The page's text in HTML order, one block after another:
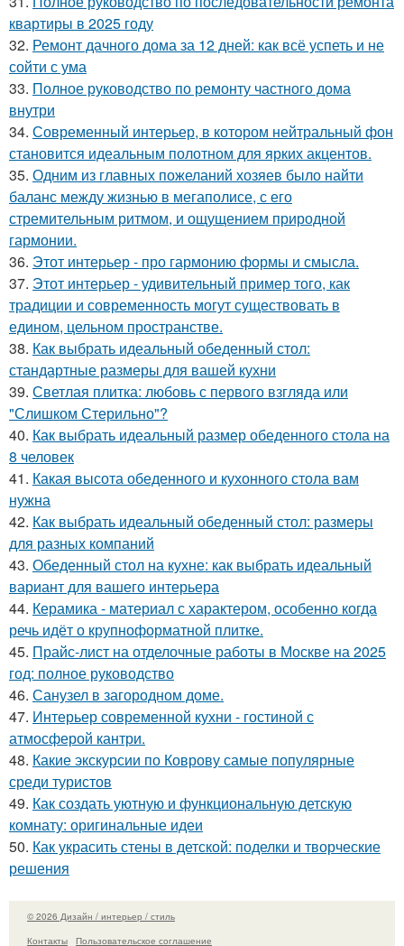
квартиры в 2025 году
32. Ремонт дачного дома за 12 дней: как всё успеть и не
сойти с ума
33. Полное руководство по ремонту частного дома
внутри
34. Современный интерьер, в котором нейтральный фон
становится идеальным полотном для ярких акцентов.
35. Одним из главных пожеланий хозяев было найти
баланс между жизнью в мегаполисе, с его
стремительным ритмом, и ощущением природной
гармонии.
36. Этот интерьер - про гармонию формы и смысла.
37. Этот интерьер - удивительный пример того, как
традиции и современность могут существовать в
едином, цельном пространстве.
38. Как выбрать идеальный обеденный стол:
стандартные размеры для вашей кухни
39. Светлая плитка: любовь с первого взгляда или
"Слишком Стерильно"?
40. Как выбрать идеальный размер обеденного стола на
8 человек
41. Какая высота обеденного и кухонного стола вам
нужна
42. Как выбрать идеальный обеденный стол: размеры
для разных компаний
43. Обеденный стол на кухне: как выбрать идеальный
вариант для вашего интерьера
44. Керамика - материал с характером, особенно когда
речь идёт о крупноформатной плитке.
45. Прайс-лист на отделочные работы в Москве на 2025
год: полное руководство
46. Санузел в загородном доме.
47. Интерьер современной кухни - гостиной с
атмосферой кантри.
48. Какие экскурсии по Коврову самые популярные
среди туристов
49. Как создать уютную и функциональную детскую
комнату: оригинальные идеи
50. Как украсить стены в детской: поделки и творческие
решения
© 2026 Дизайн / интерьер / стиль
Контакты
Пользовательское соглашение